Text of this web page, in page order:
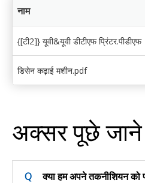
नाम
{[टी2]} यूवी&यूवी डीटीएफ प्रिंटर.पीडीएफ
डिसेन कढ़ाई मशीन.pdf
अक्सर पूछे जाने
Q
क्या हम अपने तकनीशियन